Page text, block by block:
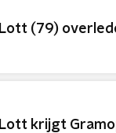
(79)
krijgt